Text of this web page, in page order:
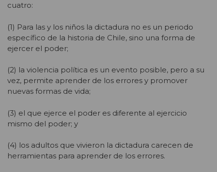
cuatro:
(1) Para las y los niños la dictadura no es un periodo
específico de la historia de Chile, sino una forma de
ejercer el poder;
(2) la violencia política es un evento posible, pero a su
vez, permite aprender de los errores y promover
nuevas formas de vida;
(3) el que ejerce el poder es diferente al ejercicio
mismo del poder; y
(4) los adultos que vivieron la dictadura carecen de
herramientas para aprender de los errores.